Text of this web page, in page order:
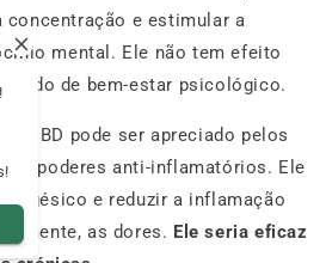
concentração e estimular a
mental. Ele não tem efeito
de bem-estar psicológico.
pode ser apreciado pelos
poderes anti-inflamatórios. Ele
e reduzir a inflamação
as dores. Ele seria eficaz